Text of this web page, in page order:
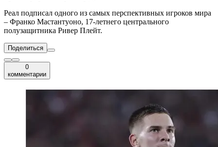
Реал подписал одного из самых перспективных игроков мира
– Франко Мастантуоно, 17-летнего центрального
полузащитника Ривер Плейт.
Поделиться
0
комментарии